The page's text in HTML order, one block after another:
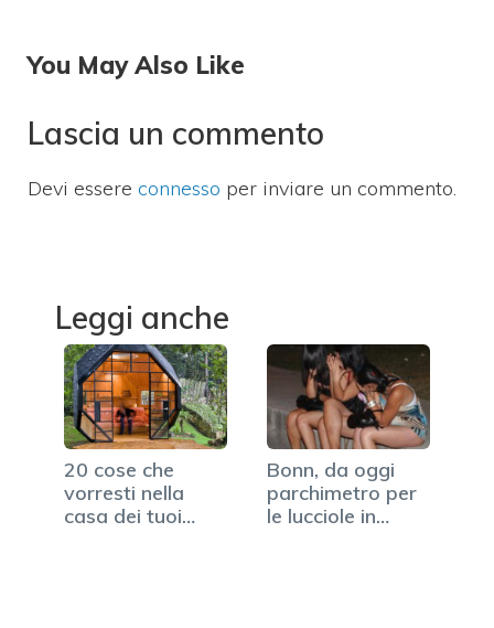
You May Also Like
Lascia un commento
Devi essere connesso per inviare un commento.
Leggi anche
20 cose che
vorresti nella
casa dei tuoi
Bonn, da oggi
parchimetro per
le lucciole in